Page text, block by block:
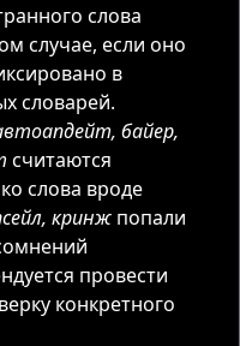
слова
случае, если оно
в
словарей.
байер,
считаются
слова вроде
кринж попали
провести
конкретного